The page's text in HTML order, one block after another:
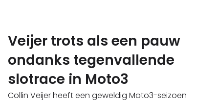
Veijer trots als een pauw
ondanks tegenvallende
slotrace in Moto3
Collin Veijer heeft een geweldig Moto3-seizoen